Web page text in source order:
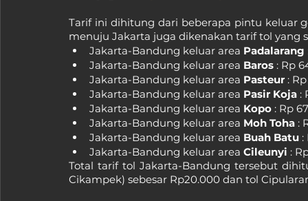
Tarif ini dihitung dari beberapa pintu keluar
menuju Jakarta juga dikenakan tarif tol yang
Jakarta-Bandung keluar area Padalarang
Jakarta-Bandung keluar area Baros : Rp
Jakarta-Bandung keluar area Pasteur :
Jakarta-Bandung keluar area Pasir Koja :
Jakarta-Bandung keluar area Kopo : Rp
Jakarta-Bandung keluar area Moh Toha :
Jakarta-Bandung keluar area Buah Batu :
Jakarta-Bandung keluar area Cileunyi :
Total tarif tol Jakarta-Bandung tersebut
Cikampek) sebesar Rp20.000 dan tol